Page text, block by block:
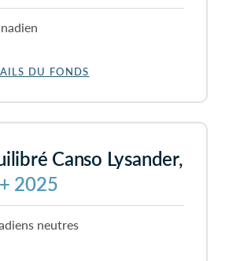
DU FONDS
Canso Lysander,
2025
neutres